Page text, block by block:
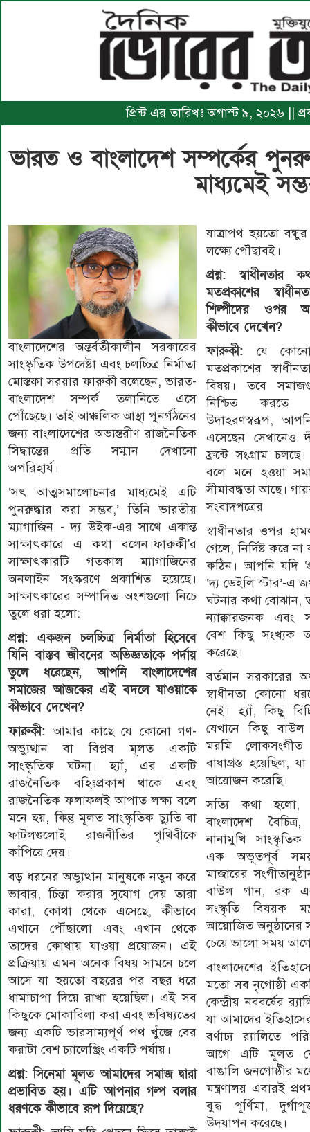
প্রিন্ট এর তারিখঃ অগাস্ট ৯, ২০২৬ ||
ভারত ও বাংলাদেশ সম্পর্কের
মাধ্যমেই
বাংলাদেশের অন্তর্বর্তীকালীন সরকারের
সাংস্কৃতিক উপদেষ্টা এবং চলচ্চিত্র নির্মাতা
মোস্তফা সরয়ার ফারুকী বলেছেন, ভারত-
বাংলাদেশ সম্পর্ক তলানিতে এসে
পৌঁছেছে। তাই আঞ্চলিক আস্থা পুনর্গঠনের
জন্য বাংলাদেশের অভ্যন্তরীণ রাজনৈতিক
সিদ্ধান্তের প্রতি সম্মান দেখানো
অপরিহার্য।
‘সৎ আত্মসমালোচনার মাধ্যমেই এটি
পুনরুদ্ধার করা সম্ভব,’ তিনি ভারতীয়
ম্যাগাজিন - দ্য উইক-এর সাথে একান্ত
সাক্ষাৎকারে এ কথা বলেন।ফারুকী'র
সাক্ষাৎকারটি গতকাল ম্যাগাজিনের
অনলাইন সংস্করণে প্রকাশিত হয়েছে।
সাক্ষাৎকারের সম্পাদিত অংশগুলো নিচে
তুলে ধরা হলো:
প্রশ্ন: একজন চলচ্চিত্র নির্মাতা হিসেবে
যিনি বাস্তব জীবনের অভিজ্ঞতাকে পর্দায়
তুলে ধরেছেন, আপনি বাংলাদেশের
সমাজের আজকের এই বদলে যাওয়াকে
কীভাবে দেখেন?
ফারুকী:আমার কাছে যে কোনো গণ-
অভ্যুত্থান বা বিপ্লব মূলত একটি
সাংস্কৃতিক ঘটনা। হ্যাঁ, এর একটি
রাজনৈতিক বহিঃপ্রকাশ থাকে এবং
রাজনৈতিক ফলাফলই আপাত লক্ষ্য বলে
মনে হয়, কিন্তু মূলত সাংস্কৃতিক চ্যুতি বা
ফাটলগুলোই রাজনীতির পৃথিবীকে
কাঁপিয়ে দেয়।
বড় ধরনের অভ্যুত্থান মানুষকে নতুন করে
ভাবার, চিন্তা করার সুযোগ দেয় তারা
কারা, কোথা থেকে এসেছে, কীভাবে
এখানে পৌঁছালো এবং এখান থেকে
তাদের কোথায় যাওয়া প্রয়োজন। এই
প্রক্রিয়ায় এমন অনেক বিষয় সামনে চলে
আসে যা হয়তো বছরের পর বছর ধরে
ধামাচাপা দিয়ে রাখা হয়েছিল। এই সব
কিছুকে মোকাবিলা করা এবং ভবিষ্যতের
জন্য একটি ভারসাম্যপূর্ণ পথ খুঁজে বের
করাটা বেশ চ্যালেঞ্জিং একটি পর্যায়।
প্রশ্ন: সিনেমা মূলত আমাদের সমাজ দ্বারা
প্রভাবিত হয়। এটি আপনার গল্প বলার
ধরণকে কীভাবে রূপ দিয়েছে?
যাত্রাপথ হয়তো
লক্ষ্যে পৌঁছাবই।
প্রশ্ন: স্বাধীনতার
মতপ্রকাশের
শিল্পীদের ওপর
কীভাবে দেখেন?
ফারুকী:যে
মতপ্রকাশের
বিষয়। তবে
নিশ্চিত করতে
উদাহরণস্বরূপ,
এসেছেন সেখানেও
ফ্রন্টে সংগ্রাম
বলে মনে হওয়া
সীমাবদ্ধতা আছে।
সংবাদপত্রের
স্বাধীনতার ওপর
গেলে, নির্দিষ্ট করে
কঠিন। আপনি যদি
‘দ্য ডেইলি স্টার’-এ
ঘটনার কথা বোঝান,
ন্যাক্কারজনক এবং
বেশ কিছু সংখ্যক
করেছে।
বর্তমান সরকারের
স্বাধীনতা কোনো
নেই। হ্যাঁ, কিছু
যেখানে কিছু বাউল
মরমি
বাধাগ্রস্ত হয়েছিল,
আয়োজন করেছি।
সত্যি কথা
বাংলাদেশ
নানামুখি সাংস্কৃতিক
এক অভূতপূর্ব
মাজারের
বাউল গান, রক
সংস্কৃতি বিষয়ক
আয়োজিত অনুষ্ঠানের
চেয়ে ভালো সময়
বাংলাদেশের
মতো সব নৃগোষ্ঠী
কেন্দ্রীয় নববর্ষের
যা আমাদের
বর্ণাঢ্য র‌্যালিতে
আগে এটি মূলত
বাঙালি জনগোষ্ঠীর
মন্ত্রণালয় এবারই
বুদ্ধ পূর্ণিমা,
উদযাপন করেছে।